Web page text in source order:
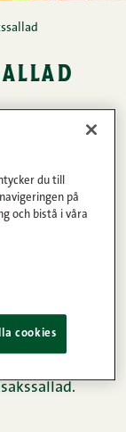
du till
på
och bistå i våra
cookies